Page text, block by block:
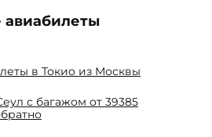
в Токио из Москвы
с багажом от 39385